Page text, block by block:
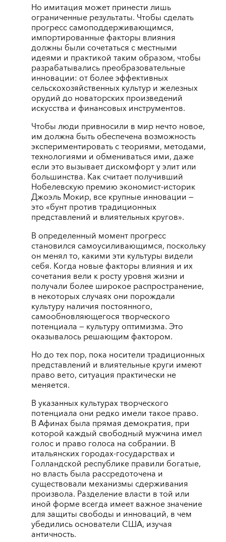
Но имитация может принести лишь
ограниченные результаты. Чтобы сделать
прогресс самоподдерживающимся,
импортированные факторы влияния
должны были сочетаться с местными
идеями и практикой таким образом, чтобы
разрабатывались преобразовательные
инновации: от более эффективных
сельскохозяйственных культур и железных
орудий до новаторских произведений
искусства и финансовых инструментов.
Чтобы люди привносили в мир нечто новое,
им должна быть обеспечена возможность
экспериментировать с теориями, методами,
технологиями и обмениваться ими, даже
если это вызывает дискомфорт у элит или
большинства. Как считает получивший
Нобелевскую премию экономист-историк
Джоэль Мокир, все крупные инновации —
это «бунт против традиционных
представлений и влиятельных кругов».
В определенный момент прогресс
становился самоусиливающимся, поскольку
он менял то, какими эти культуры видели
себя. Когда новые факторы влияния и их
сочетания вели к росту уровня жизни и
получали более широкое распространение,
в некоторых случаях они порождали
культуру наличия постоянного,
самообновляющегося творческого
потенциала — культуру оптимизма. Это
оказывалось решающим фактором.
Но до тех пор, пока носители традиционных
представлений и влиятельные круги имеют
право вето, ситуация практически не
меняется.
В указанных культурах творческого
потенциала они редко имели такое право.
В Афинах была прямая демократия, при
которой каждый свободный мужчина имел
голос и право голоса на собрании. В
итальянских городах-государствах и
Голландской республике правили богатые,
но власть была рассредоточена и
существовали механизмы сдерживания
произвола. Разделение власти в той или
иной форме всегда имеет важное значение
для защиты свободы и инноваций, в чем
убедились основатели США, изучая
античность.